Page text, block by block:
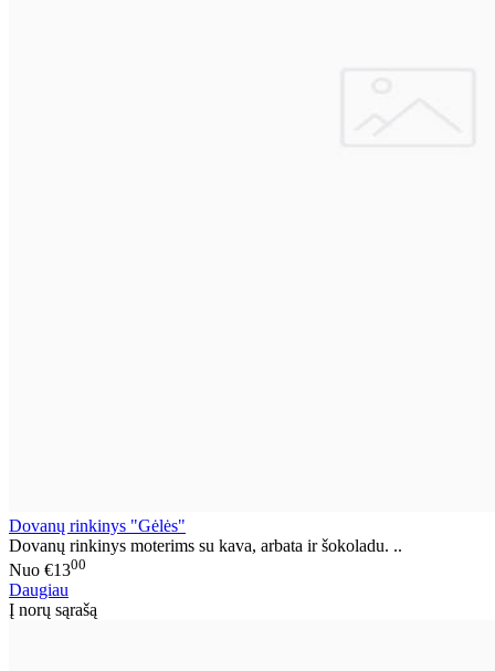
Dovanų rinkinys "Gėlės"
Dovanų rinkinys moterims su kava, arbata ir šokoladu. ..
Nuo €1300
Daugiau
Į norų sąrašą